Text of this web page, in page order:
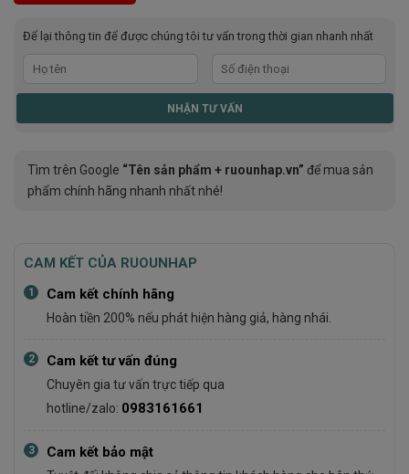
Để lại thông tin để được chúng tôi tư vấn trong thời gian nhanh nhất
Tìm trên Google “Tên sản phẩm + ruounhap.vn” để mua sản
phẩm chính hãng nhanh nhất nhé!
CAM KẾT CỦA RUOUNHAP
1 Cam kết chính hãng
Hoàn tiền 200% nếu phát hiện hàng giả, hàng nhái.
2 Cam kết tư vấn đúng
Chuyên gia tư vấn trực tiếp qua
hotline/zalo: 0983161661
3 Cam kết bảo mật